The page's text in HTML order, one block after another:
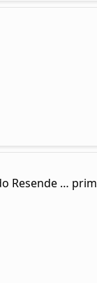
Resende …